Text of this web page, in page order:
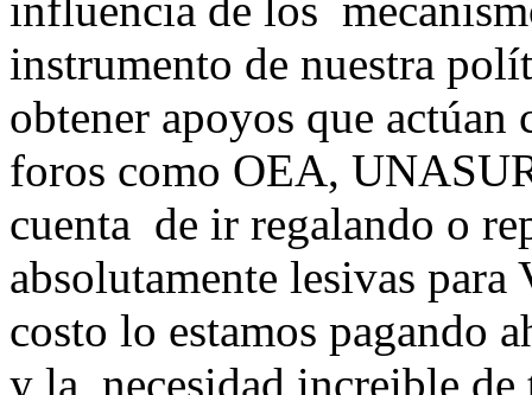
instrumento de nuestra
obtener apoyos que actúan
foros como OEA,
cuenta de ir regalando o
absolutamente lesivas para
costo lo estamos pagando
y la necesidad increible de